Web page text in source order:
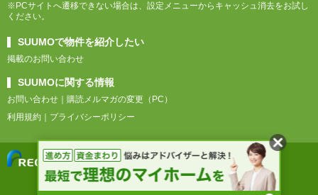
※PCサイトへ遷移できない場合は、設定メニューからキャッシュ消去をお試し
ください。
SUUMOで物件を紹介したい
掲載のお問い合わせ
SUUMOに関する情報
お問い合わせ
購読メルマガの変更（PC）
利用規約
プライバシーポリシー